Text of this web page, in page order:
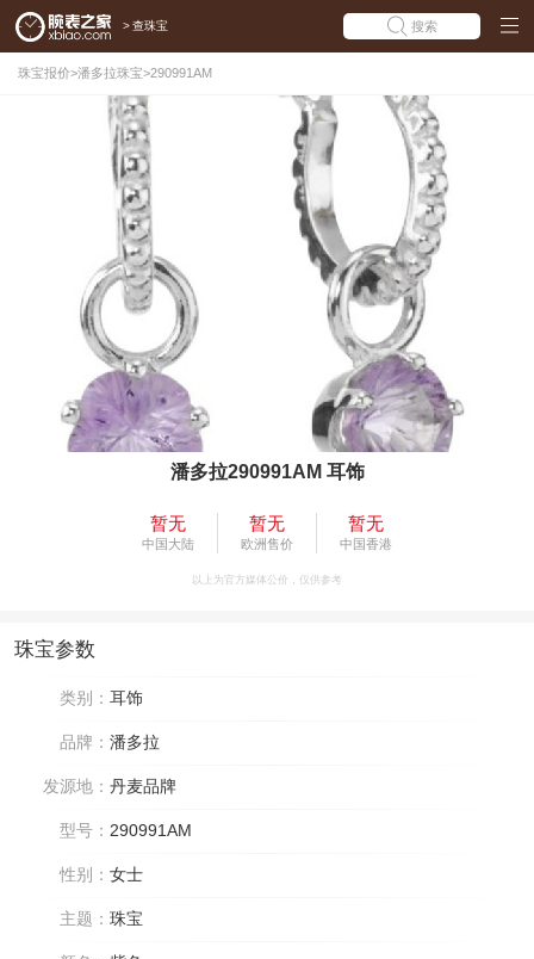
> 查珠宝 搜索
珠宝报价>潘多拉珠宝>290991AM
潘多拉290991AM 耳饰
暂无
中国大陆
暂无
欧洲售价
暂无
中国香港
以上为官方媒体公价，仅供参考
珠宝参数
类别： 耳饰
品牌： 潘多拉
发源地： 丹麦品牌
型号： 290991AM
性别： 女士
主题： 珠宝